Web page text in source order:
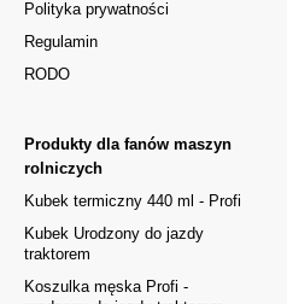
Polityka prywatności
Regulamin
RODO
Produkty dla fanów maszyn
rolniczych
Kubek termiczny 440 ml - Profi
Kubek Urodzony do jazdy
traktorem
Koszulka męska Profi -